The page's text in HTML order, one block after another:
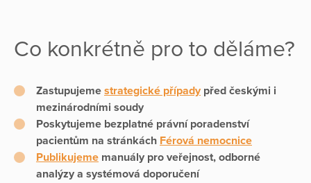
Co konkrétně pro to děláme?
Zastupujeme strategické případy před českými i
mezinárodními soudy
Poskytujeme bezplatné právní poradenství
pacientům na stránkách Férová nemocnice
Publikujeme manuály pro veřejnost, odborné
analýzy a systémová doporučení